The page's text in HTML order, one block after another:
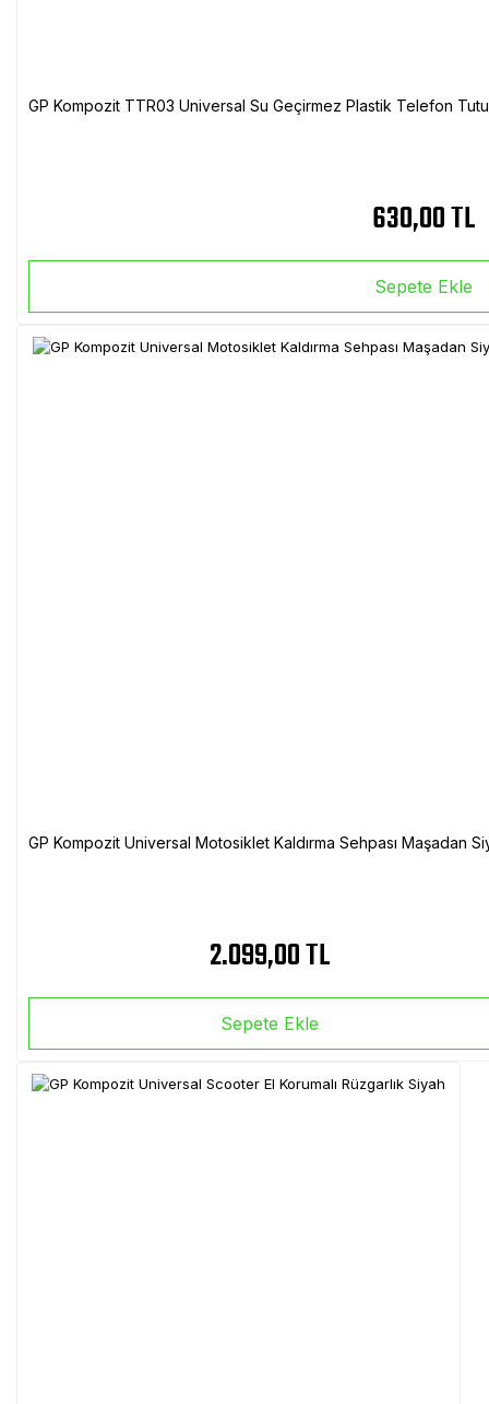
GP Kompozit TTR03 Universal Su Geçirmez Plastik Telefon
630,00 TL
Sepete Ekle
GP Kompozit Universal Motosiklet Kaldırma Sehpası Maşadan
2.099,00 TL
Sepete Ekle